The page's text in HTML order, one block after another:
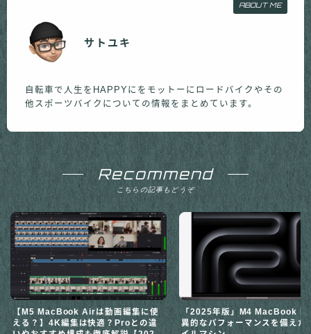
ABOUT ME
サトユキ
自転車で人生をHAPPYにをモットーにロードバイクやその
他スポーツバイクについての情報をまとめています。
Recommend
こちらの記事もどうぞ
【M5 MacBook Airは動画編集に使
える？】4K編集は快適？Proとの違
「2025年版」M4 MacBook
異的なパフォーマンスを備えた